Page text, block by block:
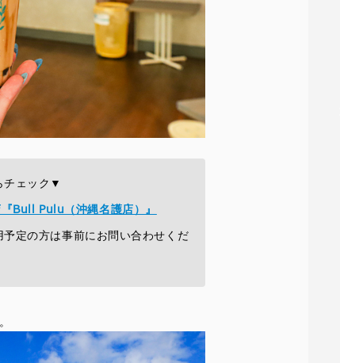
チェック▼
Bull Pulu（沖縄名護店）』
予定の方は事前にお問い合わせくだ